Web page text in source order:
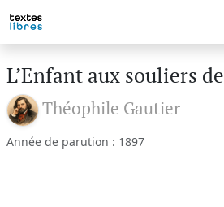
L’Enfant aux souliers
Théophile Gautier
Année de parution : 1897